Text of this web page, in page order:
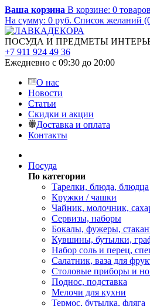
Ваша корзина В корзине: 0 товаров
На сумму: 0 руб. Список желаний
ПОСУДА И ПРЕДМЕТЫ
+7 911 924 49 36
Ежедневно с 09:30 до 20:00
О нас
Новости
Статьи
Скидки и акции
Доставка и оплата
Контакты
Посуда
По категории
Тарелки, блюда, блюдца
Кружки / чашки
Чайник, молочник,
Сервизы, наборы
Бокалы, фужеры,
Кувшины, бутылки,
Набор соль и перец,
Салатник, ваза для
Столовые приборы и
Поднос, подставка
Мелочи для кухни
Термос, бутылка, фляга